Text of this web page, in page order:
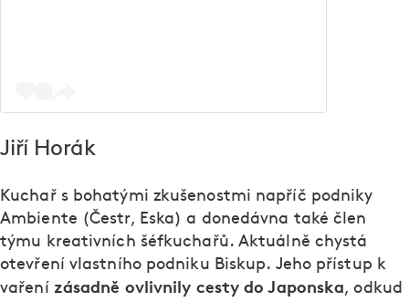
Jiří Horák
Kuchař s bohatými zkušenostmi napříč podniky
Ambiente (Čestr, Eska) a donedávna také člen
týmu kreativních šéfkuchařů. Aktuálně chystá
otevření vlastního podniku Biskup. Jeho přístup k
vaření zásadně ovlivnily cesty do Japonska, odkud